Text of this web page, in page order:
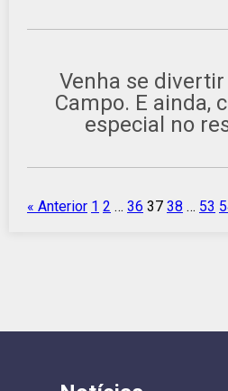
Venha se
Campo. E ainda,
especial no
« Anterior 1 2 … 36 37 38 … 53